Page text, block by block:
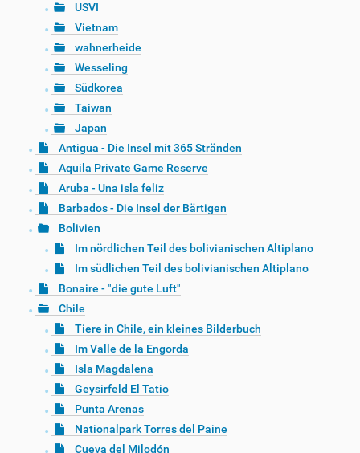
USVI
Vietnam
wahnerheide
Wesseling
Südkorea
Taiwan
Japan
Antigua - Die Insel mit 365 Stränden
Aquila Private Game Reserve
Aruba - Una isla feliz
Barbados - Die Insel der Bärtigen
Bolivien
Im nördlichen Teil des bolivianischen Altiplano
Im südlichen Teil des bolivianischen Altiplano
Bonaire - "die gute Luft"
Chile
Tiere in Chile, ein kleines Bilderbuch
Im Valle de la Engorda
Isla Magdalena
Geysirfeld El Tatio
Punta Arenas
Nationalpark Torres del Paine
Cueva del Milodón